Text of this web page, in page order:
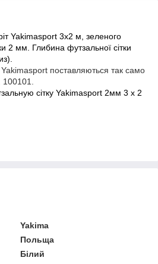
Yakimasport 3х2 м, зеленого
2 мм. Глибина футзальної сітки
Yakimasport поставляються так само
100101.
сітку Yakimasport 2мм 3 х 2
Yakima
Польща
Білий